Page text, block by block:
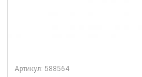
Артикул: 588564